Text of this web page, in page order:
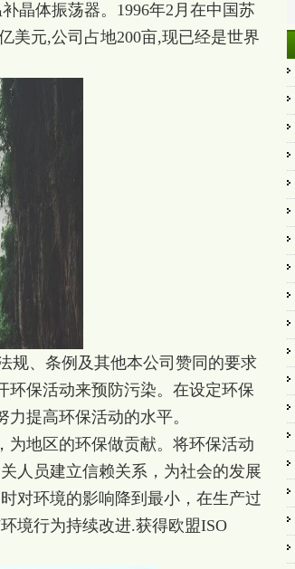
晶体振荡器。1996年2月在中国苏
美元,公司占地200亩,现已经是世界
规、条例及其他本公司赞同的要求
环保活动来预防污染。在设定环保
提高环保活动的水平。
为地区的环保做贡献。将环保活动
人员建立信赖关系，为社会的发展
对环境的影响降到最小，在生产过
境行为持续改进.获得欧盟ISO